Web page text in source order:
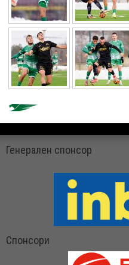
Генерален спонсор
Спонсори